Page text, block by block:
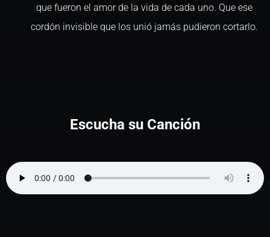
que fueron el amor de la vida de cada uno. Que ese
cordón invisible que los unió jamás pudieron cortarlo.
Escucha su Canción